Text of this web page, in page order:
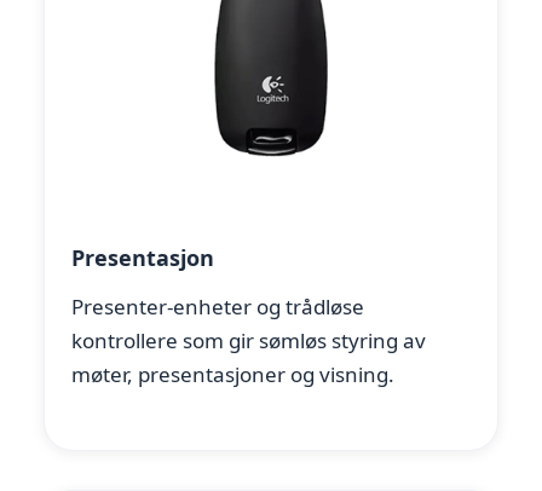
Presentasjon
Presenter-enheter og trådløse
kontrollere som gir sømløs styring av
møter, presentasjoner og visning.